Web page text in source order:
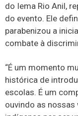
do Iema Rio Anil,
do evento. Ele
parabenizou a
combate à
“É um momento
histórica de
escolas. É um
ouvindo as